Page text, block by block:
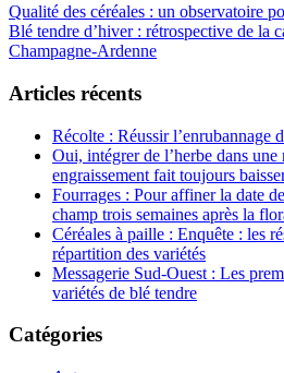
Post
navigation
Qualité des céréales : un observatoire
Blé tendre d’hiver : rétrospective de la
Champagne-Ardenne
Articles récents
Récolte : Réussir l’enrubannage
Oui, intégrer de l’herbe dans une
engraissement fait toujours
Fourrages : Pour affiner la date
champ trois semaines après la
Céréales à paille : Enquête : les
répartition des variétés
Messagerie Sud-Ouest : Les
variétés de blé tendre
Catégories